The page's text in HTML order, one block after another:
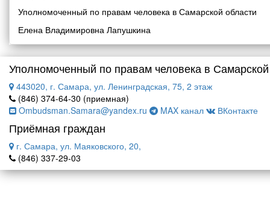
Уполномоченный по правам человека в Самарской области
Елена Владимировна Лапушкина
Уполномоченный по правам человека в
443020, г. Самара, ул. Ленинградская, 75, 2 этаж
(846) 374-64-30 (приемная)
Ombudsman.Samara@yandex.ru
MAX канал ВКонтакте
Приёмная граждан
г. Самара, ул. Маяковского, 20,
(846) 337-29-03